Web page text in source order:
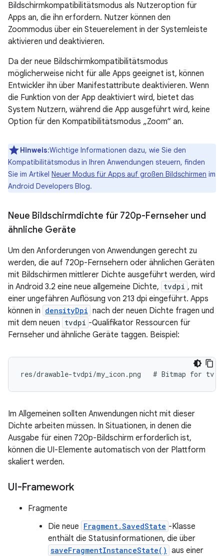
Bildschirmkompatibilitätsmodus als Nutzeroption für
Apps an, die ihn erfordern. Nutzer können den
Zoommodus über ein Steuerelement in der Systemleiste
aktivieren und deaktivieren.
Da der neue Bildschirmkompatibilitätsmodus
möglicherweise nicht für alle Apps geeignet ist, können
Entwickler ihn über Manifestattribute deaktivieren. Wenn
die Funktion von der App deaktiviert wird, bietet das
System Nutzern, während die App ausgeführt wird, keine
Option für den Kompatibilitätsmodus „Zoom“ an.
Hinweis:Wichtige Informationen dazu, wie Sie den
Kompatibilitätsmodus in Ihren Anwendungen steuern, finden
Sie im Artikel Neuer Modus für Apps auf großen Bildschirmen im
Android Developers Blog.
Neue Bildschirmdichte für 720p-Fernseher und
ähnliche Geräte
Um den Anforderungen von Anwendungen gerecht zu
werden, die auf 720p-Fernsehern oder ähnlichen Geräten
mit Bildschirmen mittlerer Dichte ausgeführt werden, wird
in Android 3.2 eine neue allgemeine Dichte, tvdpi , mit
einer ungefähren Auflösung von 213 dpi eingeführt. Apps
können in densityDpi nach der neuen Dichte fragen und
mit dem neuen tvdpi -Qualifikator Ressourcen für
Fernseher und ähnliche Geräte taggen. Beispiel:
res/drawable-tvdpi/my_icon.png   # Bitmap for tv
Im Allgemeinen sollten Anwendungen nicht mit dieser
Dichte arbeiten müssen. In Situationen, in denen die
Ausgabe für einen 720p-Bildschirm erforderlich ist,
können die UI-Elemente automatisch von der Plattform
skaliert werden.
UI-Framework
Fragmente
Die neue Fragment.SavedState -Klasse
enthält die Statusinformationen, die über
saveFragmentInstanceState() aus einer